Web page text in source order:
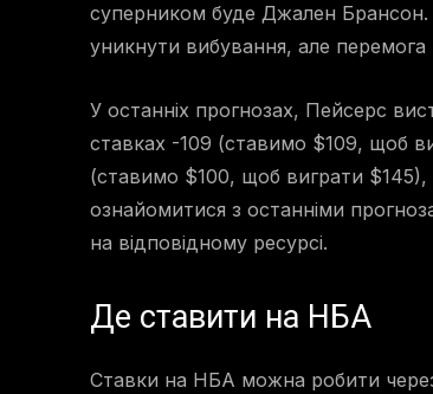
суперником буде Джален Брансон.
уникнути вибування, але перемога
У останніх прогнозах, Пейсерс
ставках -109 (ставимо $109, щоб
(ставимо $100, щоб виграти
ознайомитися з останніми
на відповідному ресурсі.
Де ставити на НБА
Ставки на НБА можна робити через